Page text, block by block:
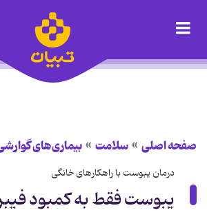
صفحه اصلی سلامت بیماری‌های
درمان یبوست با راهکارهای خانگی
یبوست فقط به کمبود